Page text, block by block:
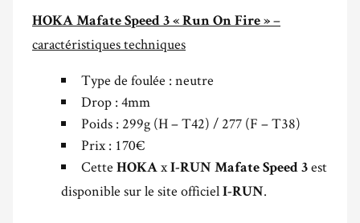
HOKA Mafate Speed 3 « Run On Fire » –
caractéristiques techniques
Type de foulée : neutre
Drop : 4mm
Poids : 299g (H – T42) / 277 (F – T38)
Prix : 170€
Cette HOKA x I-RUN Mafate Speed 3 est
disponible sur le site officiel I-RUN.